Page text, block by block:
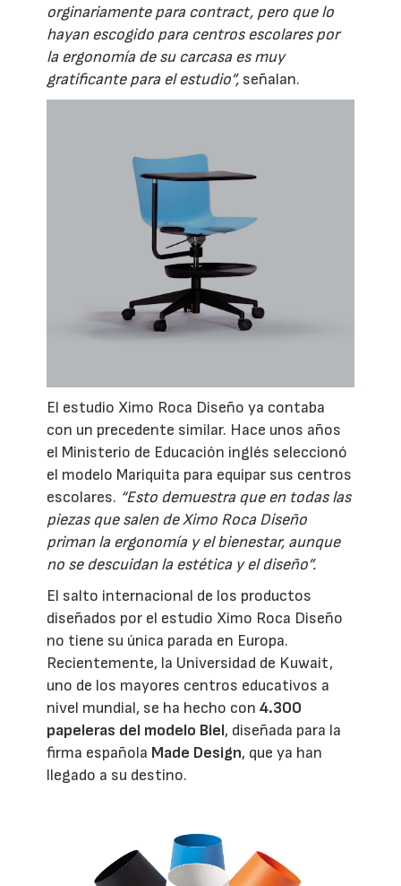
orginariamente para contract, pero que lo
hayan escogido para centros escolares por
la ergonomía de su carcasa es muy
gratificante para el estudio”, señalan.
El estudio Ximo Roca Diseño ya contaba
con un precedente similar. Hace unos años
el Ministerio de Educación inglés seleccionó
el modelo Mariquita para equipar sus centros
escolares. “Esto demuestra que en todas las
piezas que salen de Ximo Roca Diseño
priman la ergonomía y el bienestar, aunque
no se descuidan la estética y el diseño”.
El salto internacional de los productos
diseñados por el estudio Ximo Roca Diseño
no tiene su única parada en Europa.
Recientemente, la Universidad de Kuwait,
uno de los mayores centros educativos a
nivel mundial, se ha hecho con4.300
papeleras del modelo Biel, diseñada para la
firma española Made Design, que ya han
llegado a su destino.